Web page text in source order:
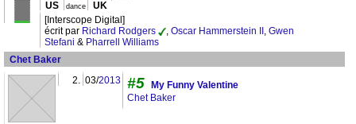
US dance UK
[Interscope Digital]
écrit par Richard Rodgers , Oscar Hammerstein II , Gwen
Stefani & Pharrell Williams
Chet Baker
2. 03/2013 #5
My Funny Valentine
Chet Baker